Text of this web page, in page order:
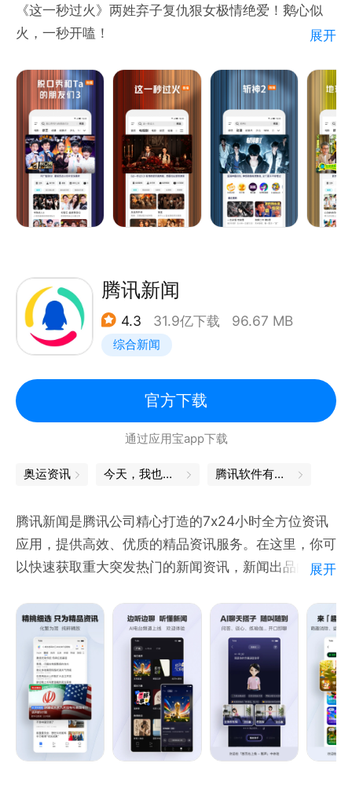
《这一秒过火》两姓弃子复仇狠女极情绝爱！鹅心似
火，一秒开嗑！
演习燃爆逆袭
《地球超新鲜 第2季》地球厨王大赛！刘宇宁宋茜堵上
尊严一战，孙红雷郭京飞藏锅偷油都不省心；地球团全
员cos法国宫廷装扮，继承者之战打响！舞蹈比拼李乃
文大劈叉被拖走，林一王玉雯竟是母子？陈星旭唯一全
场“真孙子”！
《一饭封神 第2季》回归！顶级厨竞风云再起，原班人
艺，世界名厨为晋级拼了！
《寒战1994》郭富城、周润发、梁家辉再掀“寒战”狂
潮，吴彦祖、刘俊谦正邪对决，权斗天花板再升级！
《10间敢死队》喜剧人绝境笑对人生，绝症患者组队
《今晚正好》马思纯、陈昊森直球野性恋，姐狗CP互
撩撒糖
《斩神2》国漫神番回归，暑期必看！
《谷雨街后巷》穿过现实的迷宫，欢迎光临“谷雨街后
【意见反馈】
如遇问题或者有好的建议，欢迎加入QQ体验群反馈，
将会有萌哒哒的视频妹为大家解答，并有持续好礼相
展开
腾讯新闻
4.3 31.9亿下载 96.67 MB
综合新闻
官方下载
通过应用宝app下载
奥运资讯 今天，我也是勇敢的打工人 腾讯软件有哪些
腾讯新闻是腾讯公司精心打造的7x24小时全方位资讯
应用，提供高效、优质的精品资讯服务。在这里，你可
以快速获取重大突发热门的新闻资讯，新闻出品的独家
位了解新闻动态。
【产品特色】
-独家内容：众多独家优质栏目，持续输出深度精品内
容。
《新闻哥》麻辣点评，为网友们提供全年无休的精神食
粮。
展开